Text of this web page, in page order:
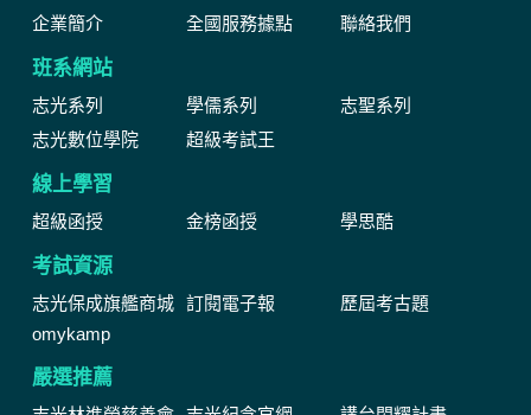
企業簡介 全國服務據點 聯絡我們
班系網站
志光系列 學儒系列
志聖系列
志光數位學院
超級考試王
線上學習
超級函授 金榜函授 學思酷
考試資源
志光保成旗艦商城 訂閱電子報
歷屆考古題
omykamp
嚴選推薦